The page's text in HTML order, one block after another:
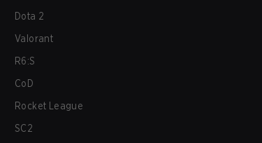
Dota 2
Valorant
R6:S
CoD
Rocket League
SC2